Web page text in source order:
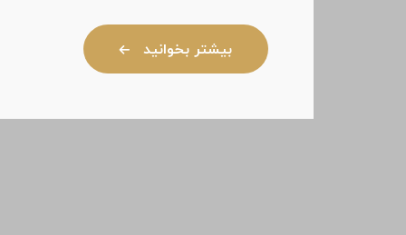
بیشتر بخوانید